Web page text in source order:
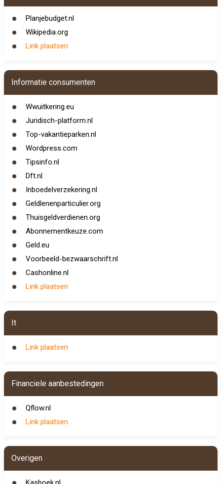
Planjebudget.nl
Wikipedia.org
Link plaatsen
Informatie consumenten
Wwuitkering.eu
Juridisch-platform.nl
Top-vakantieparken.nl
Wordpress.com
Tipsinfo.nl
Dft.nl
Inboedelverzekering.nl
Geldlenenparticulier.org
Thuisgeldverdienen.org
Abonnementkeuze.com
Geld.eu
Voorbeeld-bezwaarschrift.nl
Cashonline.nl
Link plaatsen
It
Link plaatsen
Financiele aanbestedingen
Qflow.nl
Link plaatsen
Overigen